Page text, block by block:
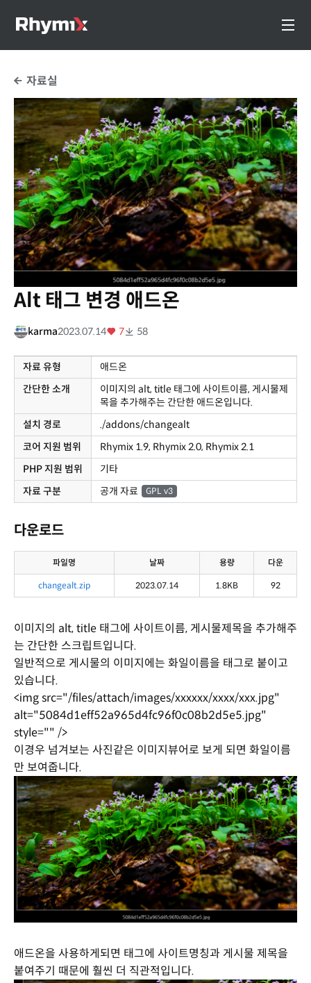
자료실
Alt 태그 변경 애드온
karma2023.07.14 7 58
자료 유형
애드온
간단한 소개
이미지의 alt, title 태그에 사이트이름, 게시물제
목을 추가해주는 간단한 애드온입니다.
설치 경로
./addons/changealt
코어 지원 범위
Rhymix 1.9, Rhymix 2.0, Rhymix 2.1
PHP 지원 범위
기타
자료 구분
공개 자료 GPL v3
다운로드
파일명 날짜 용량 다운
changealt.zip 2023.07.14 1.8KB 92
이미지의 alt, title 태그에 사이트이름, 게시물제목을 추가해주
는 간단한 스크립트입니다.
일반적으로 게시물의 이미지에는 화일이름을 태그로 붙이고
있습니다.
<img src="/files/attach/images/xxxxxx/xxxx/xxx.jpg"
alt="5084d1eff52a965d4fc96f0c08b2d5e5.jpg"
style="" />
이경우 넘겨보는 사진같은 이미지뷰어로 보게 되면 화일이름
만 보여줍니다.
애드온을 사용하게되면 태그에 사이트명칭과 게시물 제목을
붙여주기 때문에 훨씬 더 직관적입니다.